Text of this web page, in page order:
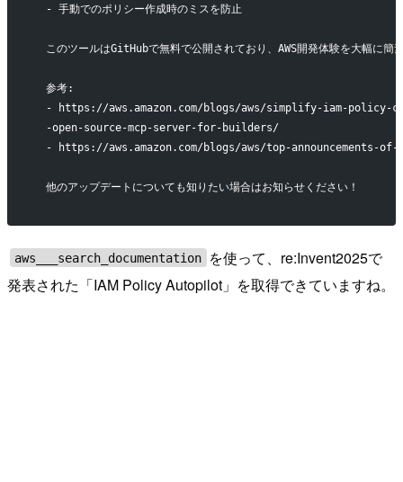
  - 手動でのポリシー作成時のミスを防止
このツールはGitHubで無料で公開されており、AWS開発体験を大幅に簡
  参考:
- https://aws.amazon.com/blogs/aws/simplify-iam-policy-
  -open-source-mcp-server-for-builders/
- https://aws.amazon.com/blogs/aws/top-announcements-of-
  他のアップデートについても知りたい場合はお知らせください！
aws___search_documentation
を使って、re:Invent2025で
発表された「IAM Policy Autopilot」を取得できていますね。